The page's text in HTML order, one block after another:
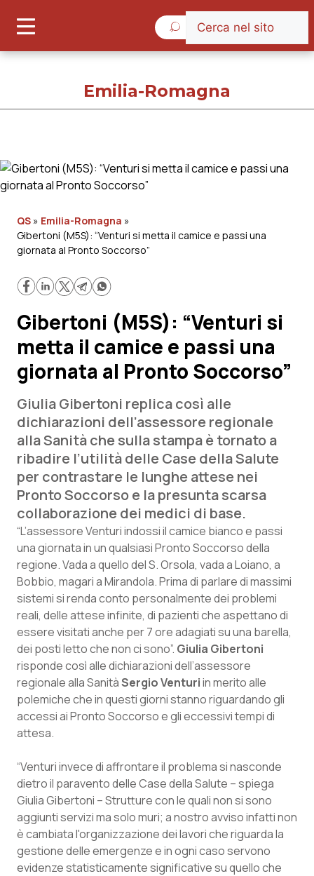
Giovedì 6 Agosto 2026
Governo e Parlamento
Regioni e Asl
Lavoro e Professioni
Scienza e Farmaci
Studi e Analisi
Lettere al direttore
Edizioni Regionali
QS Pro
Professionisti Sanitari.AI
Abruzzo
Basilicata
Calabria
Campania
Emilia-Romagna
Lazio
Liguria
Lombardia
QS Pro Gold
Artrite & artrosi
Asma & BPCO
Car-T
Colesterolo & coronaropatie
Diabete & glucometri
Disturbi dell’umore
Dolore
QS Club Newsletter
Emilia-Romagna
QS » Emilia-Romagna »
Gibertoni (M5S): “Venturi si metta il camice e passi una
giornata al Pronto Soccorso”
Gibertoni (M5S): “Venturi si
metta il camice e passi una
giornata al Pronto Soccorso”
Giulia Gibertoni replica così alle
dichiarazioni dell’assessore regionale
alla Sanità che sulla stampa è tornato a
ribadire l’utilità delle Case della Salute
per contrastare le lunghe attese nei
Pronto Soccorso e la presunta scarsa
collaborazione dei medici di base.
“L’assessore Venturi indossi il camice bianco e passi
una giornata in un qualsiasi Pronto Soccorso della
regione. Vada a quello del S. Orsola, vada a Loiano, a
Bobbio, magari a Mirandola. Prima di parlare di massimi
sistemi si renda conto personalmente dei problemi
reali, delle attese infinite, di pazienti che aspettano di
essere visitati anche per 7 ore adagiati su una barella,
dei posti letto che non ci sono”. Giulia Gibertoni
risponde così alle dichiarazioni dell’assessore
regionale alla SanitàSergio Venturiin merito alle
polemiche che in questi giorni stanno riguardando gli
accessi ai Pronto Soccorso e gli eccessivi tempi di
attesa.
“Venturi invece di affrontare il problema si nasconde
dietro il paravento delle Case della Salute – spiega
Giulia Gibertoni – Strutture con le quali non si sono
aggiunti servizi ma solo muri; a nostro avviso infatti non
è cambiata l'organizzazione dei lavori che riguarda la
gestione delle emergenze e in ogni caso servono
evidenze statisticamente significative su quello che